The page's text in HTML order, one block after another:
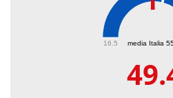
media Italia
16.5